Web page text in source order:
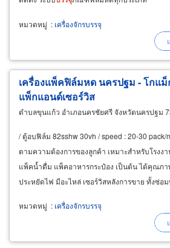
หมวดหมู่ : เครื่องจักรบรรจุ
เครื่องแพ็คฟิล์มหด นครปฐม - โกแ
แพ็กแอนด์เซอร์วิส
ตำบลขุนแก้ว อำเภอนครชัยศรี จังหวัดนครปฐม
/ ตู้อบฟิล์ม 82sshw 30vh / speed : 20-30 pack/
ตามความต้องการของลูกค้า เหมาะสำหรับโรงง
แพ็คน้ำดื่ม แพ็คอาหารกระป๋อง เป็นต้น ได้คุณภ
ประหยัดไฟ มีอะไหล่ เซอร์วิสหลังการขาย ทั้งซ่อ
หมวดหมู่ : เครื่องจักรบรรจุ